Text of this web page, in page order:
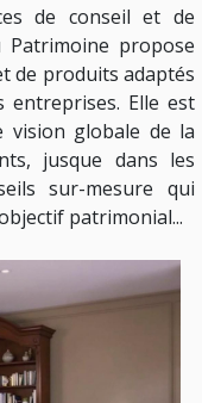
de conseil et de
Patrimoine propose
de produits adaptés
entreprises. Elle est
vision globale de la
jusque dans les
sur-mesure qui
patrimonial...